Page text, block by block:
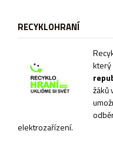
RECYKLOHRANÍ
který
žáků
elektrozařízení.